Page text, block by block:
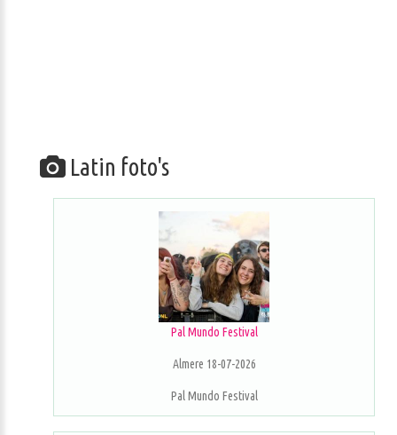
Latin foto's
Pal Mundo Festival
Almere 18-07-2026
Pal Mundo Festival